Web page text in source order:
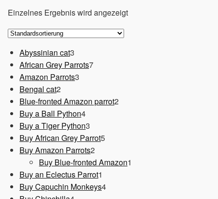
Einzelnes Ergebnis wird angezeigt
Abyssinian cat3
Produkte
African Grey Parrots77
Amazon Parrots3
Bengal cat22
Produkte
Blue-fronted Amazon parrot22
Buy a Ball Python44
Produkte
Buy a Tiger Python3
Produkte
Buy African Grey Parrot55
Buy Amazon Parrots22
Produkte
Buy Blue-fronted Amazon1
Buy an Eclectus Parrot1
Produkt
Buy Capuchin Monkeys44